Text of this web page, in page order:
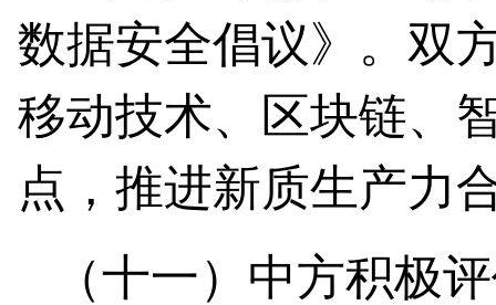
数据安全倡议》。双
移动技术、区块链、
点，推进新质生产力
（十一）中方积极